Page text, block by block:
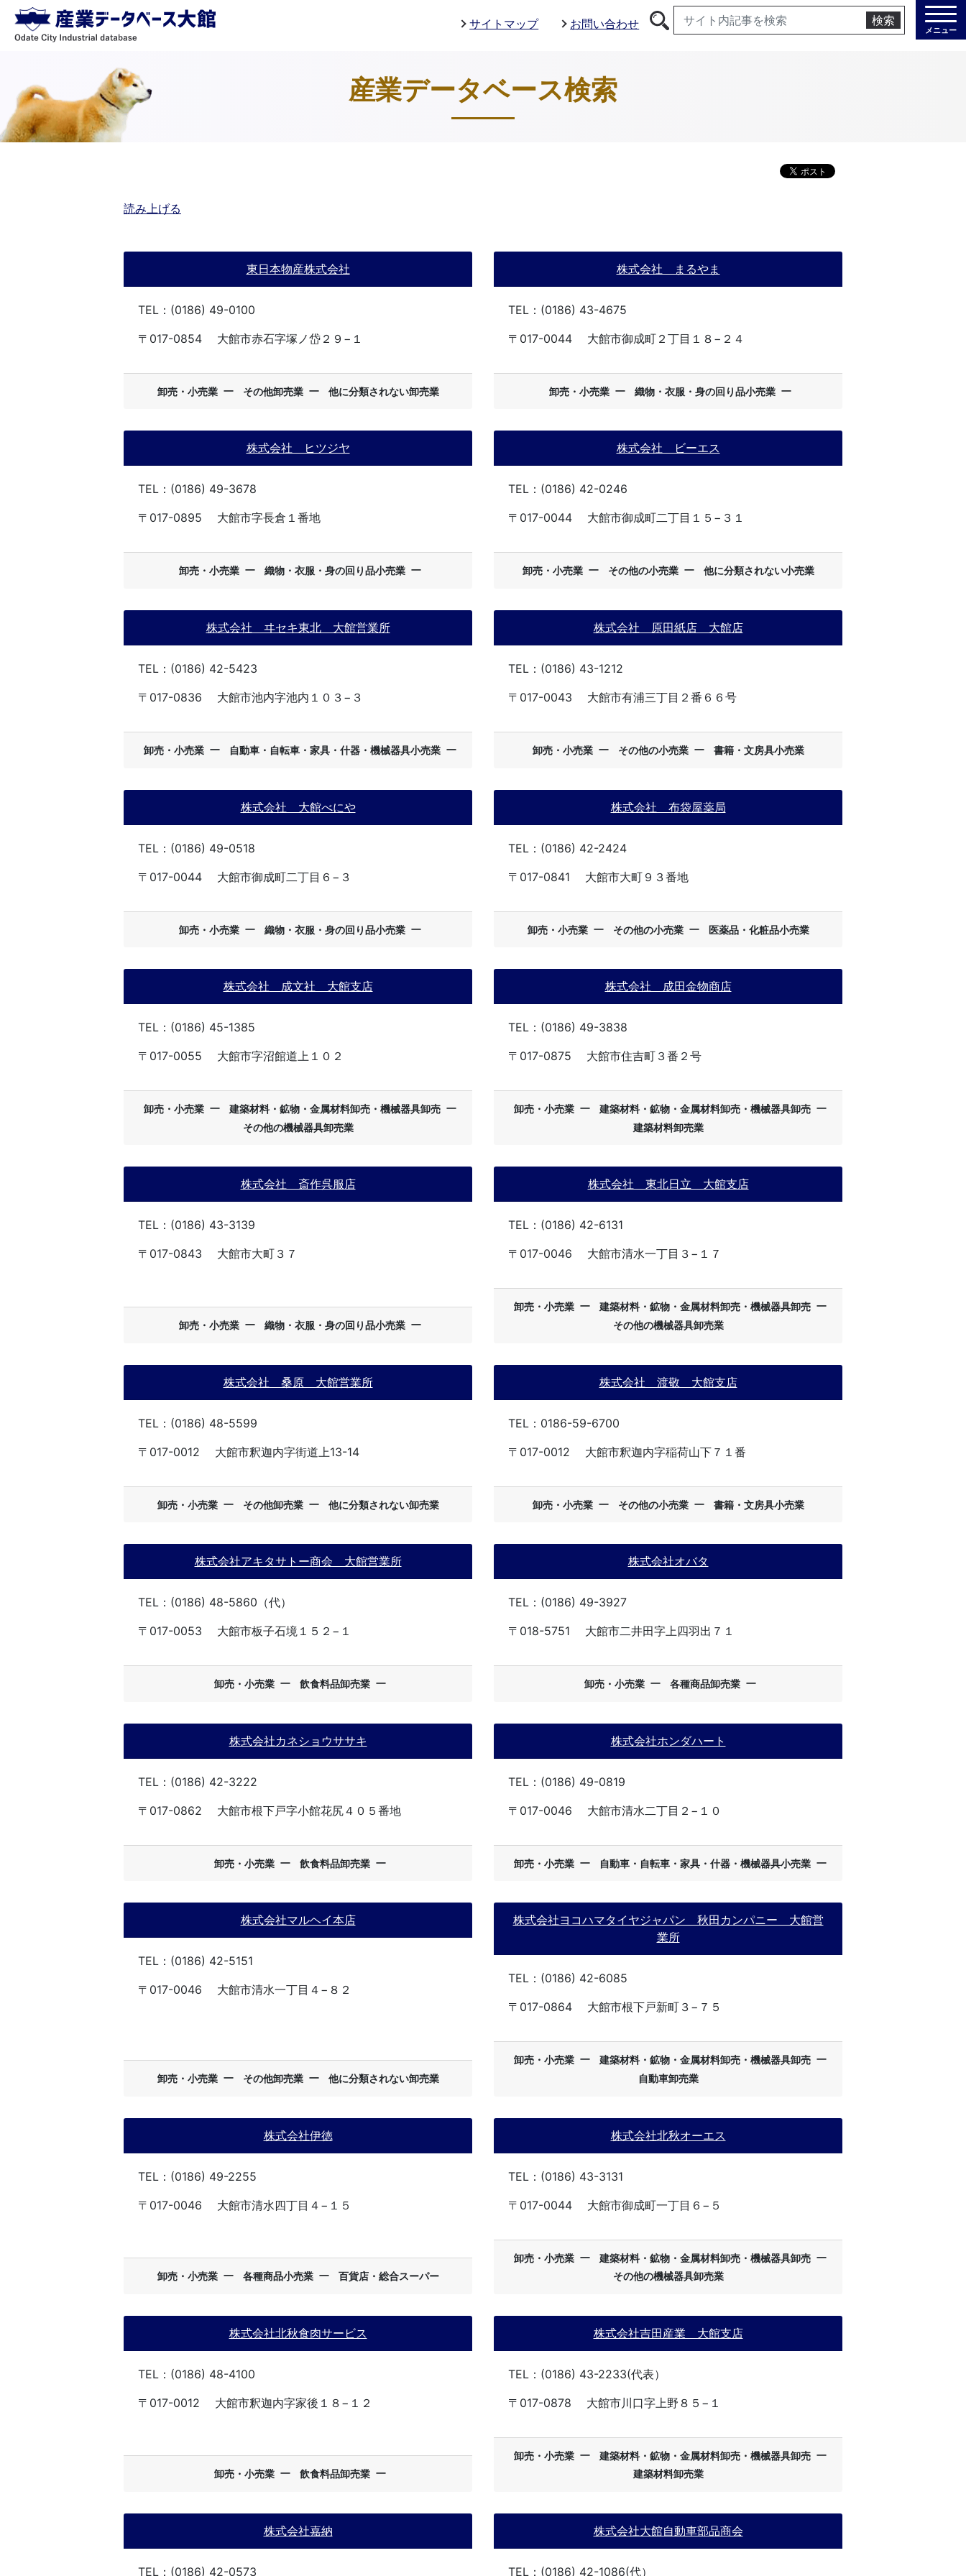
サイトマップ お問い合わせ 検索
メニュー
産業データベース検索
読み上げる
東日本物産株式会社
TEL：(0186) 49-0100
〒017-0854
大館市赤石字塚ノ岱２９−１
卸売・小売業 ー その他卸売業 ー 他に分類されない卸売業
株式会社 まるやま
TEL：(0186) 43-4675
〒017-0044
大館市御成町２丁目１８−２４
卸売・小売業 ー 織物・衣服・身の回り品小売業 ー
株式会社 ヒツジヤ
TEL：(0186) 49-3678
〒017-0895
大館市字長倉１番地
卸売・小売業 ー 織物・衣服・身の回り品小売業 ー
株式会社 ビーエス
TEL：(0186) 42-0246
〒017-0044
大館市御成町二丁目１５−３１
卸売・小売業 ー その他の小売業 ー 他に分類されない小売業
株式会社 ヰセキ東北 大館営業所
TEL：(0186) 42-5423
〒017-0836
大館市池内字池内１０３−３
卸売・小売業 ー 自動車・自転車・家具・什器・機械器具小売業 ー
株式会社 原田紙店 大館店
TEL：(0186) 43-1212
〒017-0043
大館市有浦三丁目２番６６号
卸売・小売業 ー その他の小売業 ー 書籍・文房具小売業
株式会社 大館べにや
TEL：(0186) 49-0518
〒017-0044
大館市御成町二丁目６−３
卸売・小売業 ー 織物・衣服・身の回り品小売業 ー
株式会社 布袋屋薬局
TEL：(0186) 42-2424
〒017-0841
大館市大町９３番地
卸売・小売業 ー その他の小売業 ー 医薬品・化粧品小売業
株式会社 成文社 大館支店
TEL：(0186) 45-1385
〒017-0055
大館市字沼館道上１０２
卸売・小売業 ー 建築材料・鉱物・金属材料卸売・機械器具卸売 ー
その他の機械器具卸売業
株式会社 成田金物商店
TEL：(0186) 49-3838
〒017-0875
大館市住吉町３番２号
卸売・小売業 ー 建築材料・鉱物・金属材料卸売・機械器具卸売 ー
建築材料卸売業
株式会社 斎作呉服店
TEL：(0186) 43-3139
〒017-0843
大館市大町３７
卸売・小売業 ー 織物・衣服・身の回り品小売業 ー
株式会社 東北日立 大館支店
TEL：(0186) 42-6131
〒017-0046
大館市清水一丁目３−１７
卸売・小売業 ー 建築材料・鉱物・金属材料卸売・機械器具卸売 ー
その他の機械器具卸売業
株式会社 桑原 大館営業所
TEL：(0186) 48-5599
〒017-0012
大館市釈迦内字街道上13-14
卸売・小売業 ー その他卸売業 ー 他に分類されない卸売業
株式会社 渡敬 大館支店
TEL：0186-59-6700
〒017-0012
大館市釈迦内字稲荷山下７１番
卸売・小売業 ー その他の小売業 ー 書籍・文房具小売業
株式会社アキタサトー商会 大館営業所
TEL：(0186) 48-5860（代）
〒017-0053
大館市板子石境１５２−１
卸売・小売業 ー 飲食料品卸売業 ー
株式会社オバタ
TEL：(0186) 49-3927
〒018-5751
大館市二井田字上四羽出７１
卸売・小売業 ー 各種商品卸売業 ー
株式会社カネショウササキ
TEL：(0186) 42-3222
〒017-0862
大館市根下戸字小館花尻４０５番地
卸売・小売業 ー 飲食料品卸売業 ー
株式会社ホンダハート
TEL：(0186) 49-0819
〒017-0046
大館市清水二丁目２−１０
卸売・小売業 ー 自動車・自転車・家具・什器・機械器具小売業 ー
株式会社マルヘイ本店
TEL：(0186) 42-5151
〒017-0046
大館市清水一丁目４−８２
卸売・小売業 ー その他卸売業 ー 他に分類されない卸売業
株式会社ヨコハマタイヤジャパン 秋田カンパニー 大館営
業所
TEL：(0186) 42-6085
〒017-0864
大館市根下戸新町３−７５
卸売・小売業 ー 建築材料・鉱物・金属材料卸売・機械器具卸売 ー
自動車卸売業
株式会社伊徳
TEL：(0186) 49-2255
〒017-0046
大館市清水四丁目４−１５
卸売・小売業 ー 各種商品小売業 ー 百貨店・総合スーパー
株式会社北秋オーエス
TEL：(0186) 43-3131
〒017-0044
大館市御成町一丁目６−５
卸売・小売業 ー 建築材料・鉱物・金属材料卸売・機械器具卸売 ー
その他の機械器具卸売業
株式会社北秋食肉サービス
TEL：(0186) 48-4100
〒017-0012
大館市釈迦内字家後１８−１２
卸売・小売業 ー 飲食料品卸売業 ー
株式会社吉田産業 大館支店
TEL：(0186) 43-2233(代表）
〒017-0878
大館市川口字上野８５−１
卸売・小売業 ー 建築材料・鉱物・金属材料卸売・機械器具卸売 ー
建築材料卸売業
株式会社嘉納
TEL：(0186) 42-0573
株式会社大館自動車部品商会
TEL：(0186) 42-1086(代）